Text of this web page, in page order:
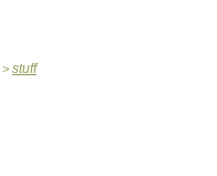
> stuff